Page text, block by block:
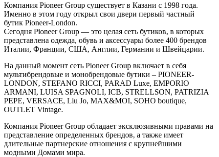
Компания Pioneer Group существует в Казани с 1998 года.
Именно в этом году открыл свои двери первый частный
бутик Pioneer-London.
Сегодня Pioneer Group — это целая сеть бутиков, в которых
представлена одежда, обувь и аксессуары более 400 брендов
Италии, Франции, США, Англии, Германии и Швейцарии.
На данный момент сеть Pioneer Group включает в себя
мультибрендовые и монобрендовые бутики – PIONEER-
LONDON, STEFANO RICCI, PARAD Luxe, EMPORIO
ARMANI, LUISA SPAGNOLI, ICB, STRELLSON, PATRIZIA
PEPE, VERSACE, Liu Jo, MAX&MOI, SOHO boutique,
OUTLET Vintage.
Компания Pioneer Group обладает эксклюзивными правами на
представление определенных брендов, а также имеет
длительные партнерские отношения с крупнейшими
модными Домами мира.